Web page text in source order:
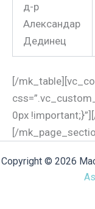
д-р
Александар
Дединец
[/
0px
[/
Copyright © 2026